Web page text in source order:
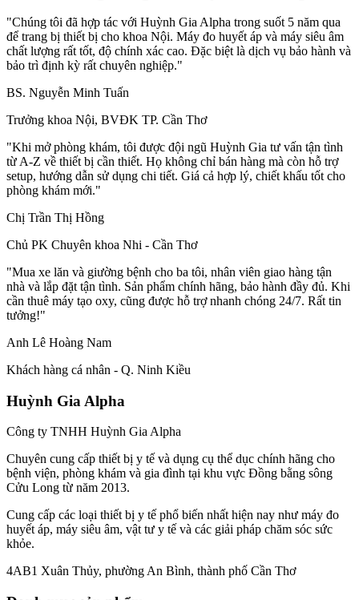
"Chúng tôi đã hợp tác với Huỳnh Gia Alpha trong suốt 5 năm qua
để trang bị thiết bị cho khoa Nội. Máy đo huyết áp và máy siêu âm
chất lượng rất tốt, độ chính xác cao. Đặc biệt là dịch vụ bảo hành và
bảo trì định kỳ rất chuyên nghiệp."
BS. Nguyễn Minh Tuấn
Trưởng khoa Nội, BVĐK TP. Cần Thơ
"Khi mở phòng khám, tôi được đội ngũ Huỳnh Gia tư vấn tận tình
từ A-Z về thiết bị cần thiết. Họ không chỉ bán hàng mà còn hỗ trợ
setup, hướng dẫn sử dụng chi tiết. Giá cả hợp lý, chiết khấu tốt cho
phòng khám mới."
Chị Trần Thị Hồng
Chủ PK Chuyên khoa Nhi - Cần Thơ
"Mua xe lăn và giường bệnh cho ba tôi, nhân viên giao hàng tận
nhà và lắp đặt tận tình. Sản phẩm chính hãng, bảo hành đầy đủ. Khi
cần thuê máy tạo oxy, cũng được hỗ trợ nhanh chóng 24/7. Rất tin
tưởng!"
Anh Lê Hoàng Nam
Khách hàng cá nhân - Q. Ninh Kiều
Huỳnh Gia Alpha
Công ty TNHH Huỳnh Gia Alpha
Chuyên cung cấp thiết bị y tế và dụng cụ thể dục chính hãng cho
bệnh viện, phòng khám và gia đình tại khu vực Đồng bằng sông
Cửu Long từ năm 2013.
Cung cấp các loại thiết bị y tế phổ biến nhất hiện nay như máy đo
huyết áp, máy siêu âm, vật tư y tế và các giải pháp chăm sóc sức
khỏe.
4AB1 Xuân Thủy, phường An Bình, thành phố Cần Thơ